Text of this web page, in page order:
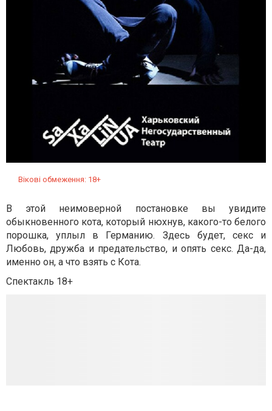
Вікові обмеження: 18+
В этой неимоверной постановке вы увидите
обыкновенного кота, который нюхнув, какого-то белого
порошка, уплыл в Германию. Здесь будет, секс и
Любовь, дружба и предательство, и опять секс. Да-да,
именно он, а что взять с Кота.
Спектакль 18+